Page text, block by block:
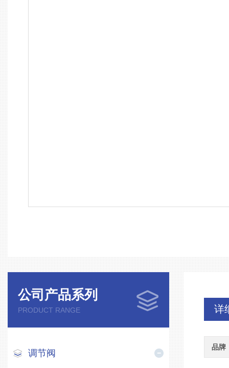
公司产品系列
PRODUCT RANGE
调节阀
详
品牌